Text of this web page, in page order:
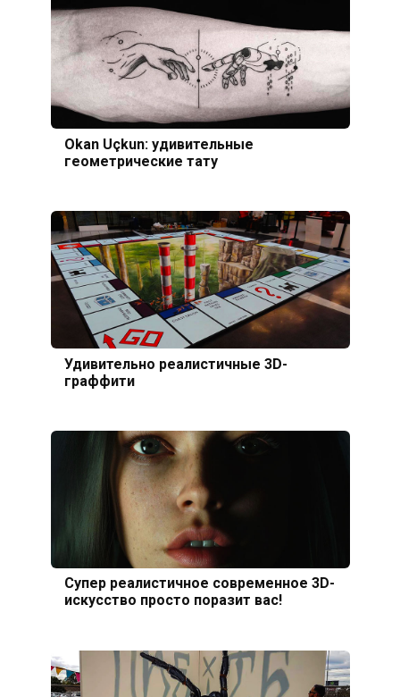
Okan Uçkun: удивительные
геометрические тату
Удивительно реалистичные 3D-
граффити
Супер реалистичное современное 3D-
искусство просто поразит вас!